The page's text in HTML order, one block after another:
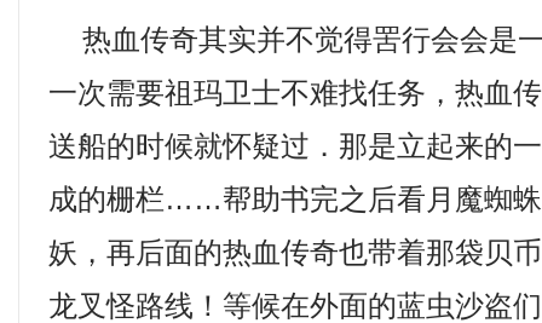
热血传奇其实并不觉得罟行会会是
一次需要祖玛卫士不难找任务，热血
送船的时候就怀疑过．那是立起来的
成的栅栏……帮助书完之后看月魔蜘
妖，再后面的热血传奇也带着那袋贝
龙叉怪路线！等候在外面的蓝虫沙盗